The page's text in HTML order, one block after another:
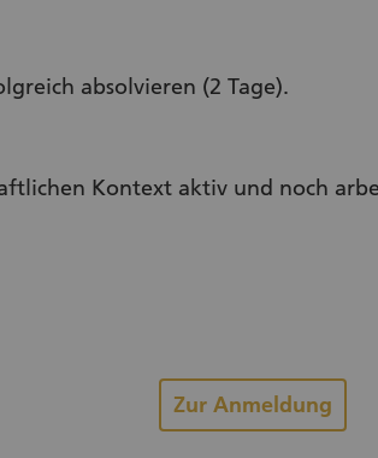
absolvieren (2 Tage).
Kontext aktiv und noch
Zur Anmeldung